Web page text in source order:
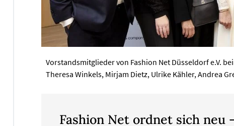
Vorstandsmitglieder von Fashion Net Düsseldorf e.V.
Theresa Winkels, Mirjam Dietz, Ulrike Kähler, Andrea
Fashion Net ordnet sich neu